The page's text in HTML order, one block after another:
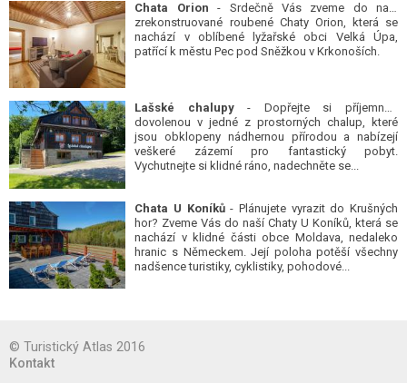
Chata Orion - Srdečně Vás zveme do naší
zrekonstruované roubené Chaty Orion, která se
nachází v oblíbené lyžařské obci Velká Úpa,
patřící k městu Pec pod Sněžkou v Krkonoších.
Lašské chalupy- Dopřejte si příjemnou
dovolenou v jedné z prostorných chalup, které
jsou obklopeny nádhernou přírodou a nabízejí
veškeré zázemí pro fantastický pobyt.
Vychutnejte si klidné ráno, nadechněte se...
Chata U Koníků- Plánujete vyrazit do Krušných
hor? Zveme Vás do naší Chaty U Koníků, která se
nachází v klidné části obce Moldava, nedaleko
hranic s Německem. Její poloha potěší všechny
nadšence turistiky, cyklistiky, pohodové...
© Turistický Atlas 2016
Kontakt